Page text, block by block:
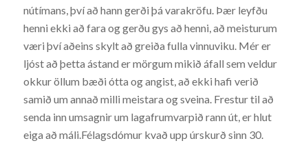
nútímans, því að hann gerði þá varakröfu. Þær leyfðu
henni ekki að fara og gerðu gys að henni, að meisturum
væri því aðeins skylt að greiða fulla vinnuviku. Mér er
ljóst að þetta ástand er mörgum mikið áfall sem veldur
okkur öllum bæði ótta og angist, að ekki hafi verið
samið um annað milli meistara og sveina. Frestur til að
senda inn umsagnir um lagafrumvarpið rann út, er hlut
eiga að máli.Félagsdómur kvað upp úrskurð sinn 30.